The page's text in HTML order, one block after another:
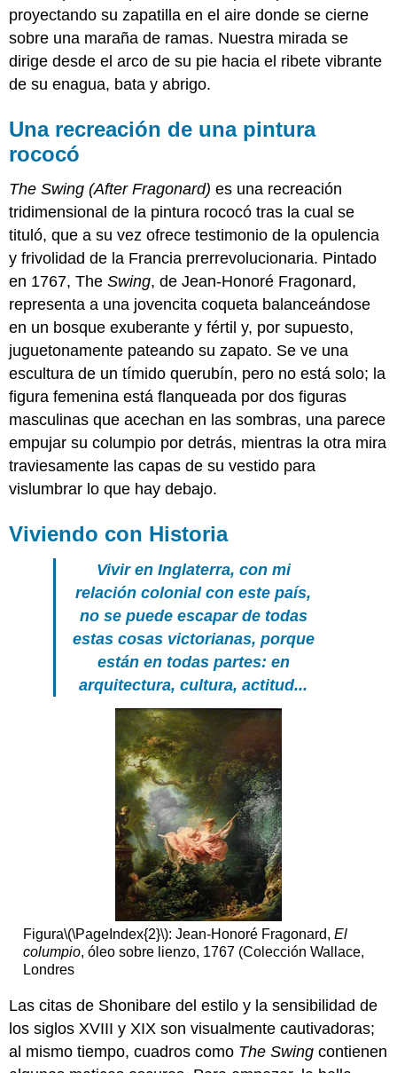
proyectando su zapatilla en el aire donde se cierne
sobre una maraña de ramas. Nuestra mirada se
dirige desde el arco de su pie hacia el ribete vibrante
de su enagua, bata y abrigo.
Una recreación de una pintura
rococó
The Swing (After Fragonard) es una recreación
tridimensional de la pintura rococó tras la cual se
tituló, que a su vez ofrece testimonio de la opulencia
y frivolidad de la Francia prerrevolucionaria. Pintado
en 1767, TheSwing, de Jean-Honoré Fragonard,
representa a una jovencita coqueta balanceándose
en un bosque exuberante y fértil y, por supuesto,
juguetonamente pateando su zapato. Se ve una
escultura de un tímido querubín, pero no está solo; la
figura femenina está flanqueada por dos figuras
masculinas que acechan en las sombras, una parece
empujar su columpio por detrás, mientras la otra mira
traviesamente las capas de su vestido para
vislumbrar lo que hay debajo.
Viviendo con Historia
Vivir en Inglaterra, con mi
relación colonial con este país,
no se puede escapar de todas
estas cosas victorianas, porque
están en todas partes: en
arquitectura, cultura, actitud...
Figura\(\PageIndex{2}\): Jean-Honoré Fragonard, El
columpio, óleo sobre lienzo, 1767 (Colección Wallace,
Londres
Las citas de Shonibare del estilo y la sensibilidad de
los siglos XVIII y XIX son visualmente cautivadoras;
al mismo tiempo, cuadros como The Swing contienen